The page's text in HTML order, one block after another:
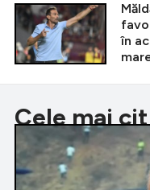
în
Cele mai